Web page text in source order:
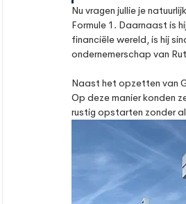
Nu vragen jullie je
Formule 1. Daarnaast is
financiële wereld, is hij
ondernemerschap van
Naast het opzetten van
Op deze manier konden
rustig opstarten zonder